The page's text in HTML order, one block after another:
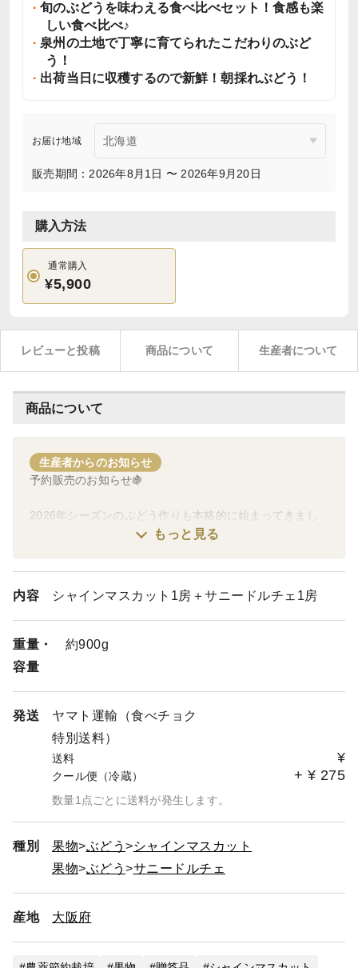
旬のぶどうを味わえる食べ比べセット！食感も楽
しい食べ比べ♪
泉州の土地で丁寧に育てられたこだわりのぶど
う！
出荷当日に収穫するので新鮮！朝採れぶどう！
お届け地域
販売期間：2026年8月1日 〜 2026年9月20日
購入方法
通常購入
¥5,900
レビューと投稿 商品について 生産者について
商品について
生産者からのお知らせ
予約販売のお知らせ🍇
2026年シーズンのぶどう作りも本格的に始まってきまし
もっと見る
内容 シャインマスカット1房＋サニードルチェ1房
重量・
容量
約900g
発送
ヤマト運輸（食べチョク
特別送料）
送料 ¥
クール便（冷蔵） + ¥ 275
数量1点ごとに送料が発生します。
種別 果物 ぶどう
シャインマスカット
果物
ぶどう サニードルチェ
産地 大阪府